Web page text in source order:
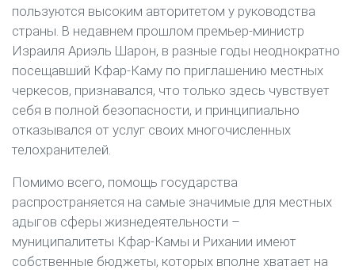
пользуются высоким авторитетом у руководства
страны. В недавнем прошлом премьер-министр
Израиля Ариэль Шарон, в разные годы неоднократно
посещавший Кфар-Каму по приглашению местных
черкесов, признавался, что только здесь чувствует
себя в полной безопасности, и принципиально
отказывался от услуг своих многочисленных
телохранителей.
Помимо всего, помощь государства
распространяется на самые значимые для местных
адыгов сферы жизнедеятельности –
муниципалитеты Кфар-Камы и Рихании имеют
собственные бюджеты, которых вполне хватает на